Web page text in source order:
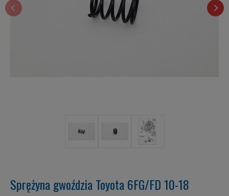
Sprężyna gwoździa Toyota 6FG/FD 10-18